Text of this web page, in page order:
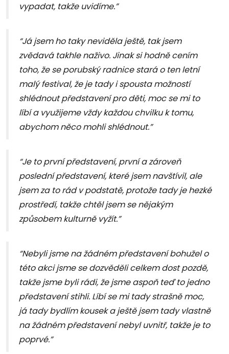
vypadat, takže uvidíme.”
“Já jsem ho taky neviděla ještě, tak jsem
zvědavá takhle naživo. Jinak si hodně cením
toho, že se porubský radnice stará o ten letní
malý festival, že je tady i spousta možností
shlédnout představení pro děti, moc se mi to
líbí a využijeme vždy každou chvilku k tomu,
abychom něco mohli shlédnout.”
“Je to první představení, první a zároveň
poslední představení, které jsem navštívil, ale
jsem za to rád v podstatě, protože tady je hezké
prostředí, takže chtěl jsem se nějakým
způsobem kulturně vyžít.”
“Nebyli jsme na žádném představení bohužel o
této akci jsme se dozvěděli celkem dost pozdě,
takže jsme byli rádi, že jsme aspoň teď to jedno
představení stihli. Líbí se mi tady strašně moc,
já tady bydlím kousek a ještě jsem tady vlastně
na žádném představení nebyl uvnitř, takže je to
poprvé.”